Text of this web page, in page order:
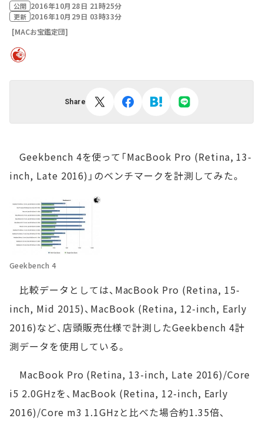
公開 2016年10月28日 21時25分
更新 2016年10月29日 03時33分
[MACお宝鑑定団]
Share
Geekbench 4を使って「MacBook Pro (Retina, 13-
inch, Late 2016)」のベンチマークを計測してみた。
Geekbench 4
比較データとしては、MacBook Pro (Retina, 15-
inch, Mid 2015)、MacBook (Retina, 12-inch, Early
2016)など、店頭販売仕様で計測したGeekbench 4計
測データを使用している。
MacBook Pro (Retina, 13-inch, Late 2016)/Core
i5 2.0GHzを、MacBook (Retina, 12-inch, Early
2016)/Core m3 1.1GHzと比べた場合約1.35倍、